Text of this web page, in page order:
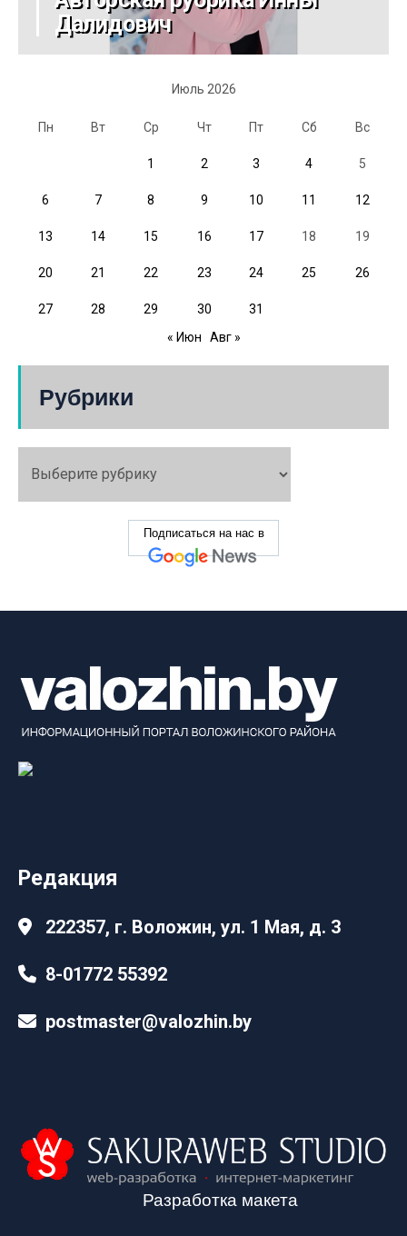
Далидович
Июль 2026
Пн Вт Ср Чт Пт Сб Вс
1 2 3 4 5
6 7 8 9 10 11 12
13 14 15 16 17 18 19
20 21 22 23 24 25 26
27 28 29 30
31
« Июн
Авг »
Рубрики
Подписаться на нас в
Редакция
222357, г. Воложин, ул. 1 Мая, д. 3
8-01772 55392
postmaster@valozhin.by
Разработка макета